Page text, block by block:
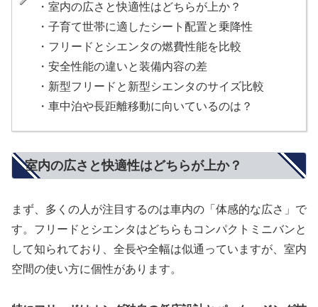
・室内の広さと快適性はどちらが上か？
・子育て世帯に適したシート配置と乗降性
・フリードとシエンタの燃費性能を比較
・安全性能の違いと装備内容の差
・新型フリードと新型シエンタのサイズ比較
・車中泊や長距離移動に向いているのは？
室内の広さと快適性はどちらが上か？
まず、多くの人が注目するのは車内の「体感的な広さ」で
す。フリードとシエンタはどちらもコンパクトミニバンと
して知られており、全長や全幅は似通っていますが、室内
空間の使い方に個性があります。